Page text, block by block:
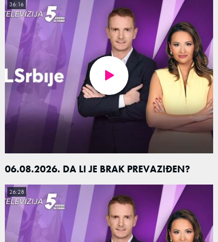
06.08.2026. DA LI JE BRAK PREVAZIĐEN?
36:16
26:28